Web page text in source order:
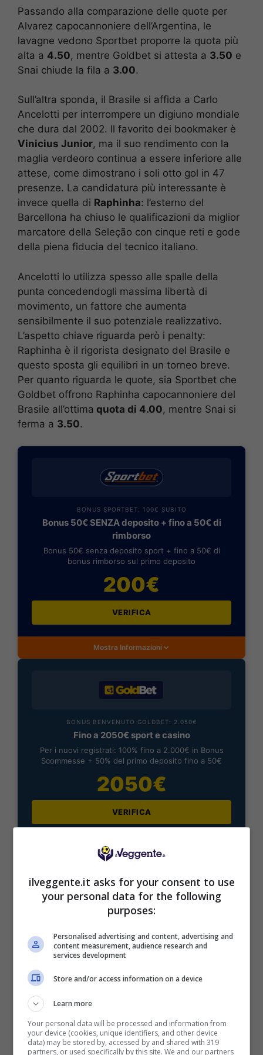
Passando alla comparazione delle quote per
Alvarez capocannoniere dell’Argentina, le
lavagne vedono Sportbet proporre la quota più
alta a 4.50, mentre Goldbet si attesta a 3.50 e
Snai chiude la fila a 3.00.
Sull’altra sponda, il Brasile si affida a Carlo
Ancelotti per interrompere un digiuno mondiale
che dura dal 2002. Il favorito dei bookmaker è
Vinicius Junior, ma il suo rendimento con la
maglia verdeoro continua a essere inferiore alle
attese, come dimostrano i soli otto gol in 47
presenze. La candidatura più interessante è
invece quella di Raphinha: l’esterno del
Barcellona ha chiuso le qualificazioni da miglior
marcatore della Seleção con cinque reti e gode
della piena fiducia del tecnico italiano.
Ancelotti lo utilizza spesso alle spalle della
punta concedendogli massima libertà di
movimento, un fattore che aumenta
sensibilmente il suo potenziale realizzativo.
L’aspetto chiave riguarda però i penalty:
Raphinha è il rigorista designato del Brasile e
questo sposta gli equilibri in un torneo breve.
Per quanto riguarda le quote, sia Sportbet che
Goldbet offrono Raphinha capocannoniere del
Brasile all’ottima quota di 4.00, mentre Snai si
ferma a 3.50.
BONUS SPORTBET: 100€ SUBITO
Bonus 50€ SENZA deposito + fino a 50€ di
rimborso
Bonus 50€ senza deposito sport + fino a 50€ di
bonus rimborso sul primo deposito
200€
VERIFICA
Mostra Informazioni
BONUS BENVENUTO GOLDBET: 2.050€
Fino a 2050€ sport e casino
Per i nuovi registrati: 100% fino a 2.000€ in Bonus
Scommesse + 50% del primo deposito fino a 50€
2050€
VERIFICA
Mostra Informazioni
Fino a 2050€ bonus scommesse e sport
Per i nuovi utenti della piattaforma: 100% fino a 50€ in
Bonus Scommesse + 100% fino a 2000€ in Bonus
VERIFICA
ilveggente.it asks for your consent to use
your personal data for the following
purposes:
Personalised advertising and content, advertising and
content measurement, audience research and
services development
Store and/or access information on a device
Learn more
Your personal data will be processed and information from
your device (cookies, unique identifiers, and other device
data) may be stored by, accessed by and shared with 319
partners, or used specifically by this site. We and our partners